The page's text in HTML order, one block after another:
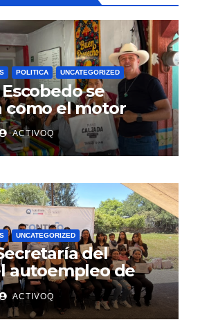
POLITICA UNCATEGORIZED
se
como el motor
para la
del PRI: Mario
ACTIVOQ
UNCATEGORIZED
del
autoempleo de
Huimilpan
ACTIVOQ